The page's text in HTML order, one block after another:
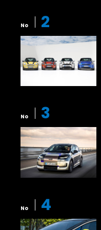
No 2
No 3
No 4